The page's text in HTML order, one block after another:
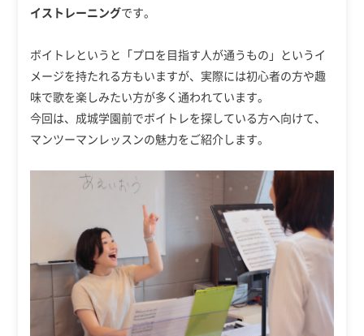
イストレーニングです。
ボイトレというと「プロを目指す人が通うもの」というイ
メージを持たれる方もいますが、実際には初心者の方や趣
味で歌を楽しみたい方が多く通われています。
今回は、成城学園前でボイトレを探している方へ向けて、
マンツーマンレッスンの魅力をご紹介します。